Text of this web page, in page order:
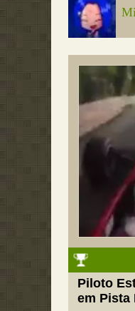
Piloto
em Pista